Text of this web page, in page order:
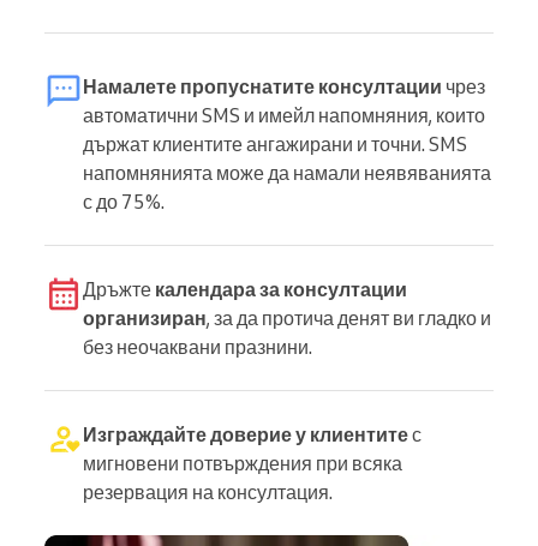
Намалете пропуснатите консултации чрез
автоматични SMS и имейл напомняния, които
държат клиентите ангажирани и точни. SMS
напомнянията може да намали неявяванията
с до 75%.
Дръжте календара за консултации
организиран, за да протича денят ви гладко и
без неочаквани празнини.
Изграждайте доверие у клиентитес
мигновени потвърждения при всяка
резервация на консултация.